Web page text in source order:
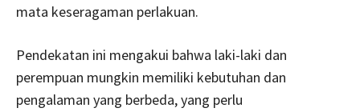
mata keseragaman perlakuan.
Pendekatan ini mengakui bahwa laki-laki dan
perempuan mungkin memiliki kebutuhan dan
pengalaman yang berbeda, yang perlu